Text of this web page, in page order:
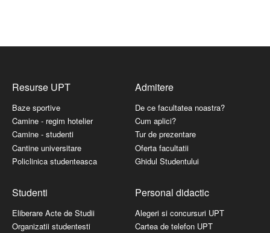
Resurse UPT
Baze sportive
Camine - regim hotelier
Camine - studenti
Cantine universitare
Policlinica studenteasca
Admitere
De ce facultatea noastra?
Cum aplici?
Tur de prezentare
Oferta facultatii
Ghidul Studentului
Studenti
Eliberare Acte de Studii
Organizatii studentesti
Personal didactic
Alegeri si concursuri UPT
Cartea de telefon UPT